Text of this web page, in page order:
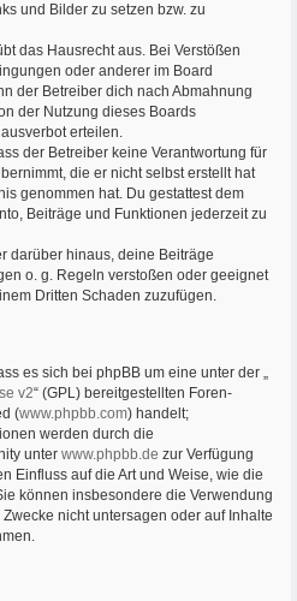
und Bilder zu setzen bzw. zu
das Hausrecht aus. Bei Verstößen
oder anderer im Board
der Betreiber dich nach Abmahnung
der Nutzung dieses Boards
erteilen.
der Betreiber keine Verantwortung für
die er nicht selbst erstellt hat
genommen hat. Du gestattest dem
Beiträge und Funktionen jederzeit zu
darüber hinaus, deine Beiträge
o. g. Regeln verstoßen oder geeignet
Dritten Schaden zuzufügen.
es sich bei phpBB um eine unter der „
v2“ (GPL) bereitgestellten Foren-
(www.phpbb.com) handelt;
werden durch die
unter www.phpbb.de zur Verfügung
Einfluss auf die Art und Weise, wie die
können insbesondere die Verwendung
nicht untersagen oder auf Inhalte